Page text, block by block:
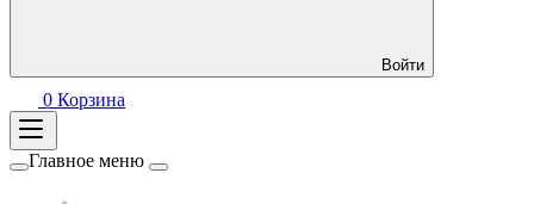
Войти
0 Корзина
Главное меню